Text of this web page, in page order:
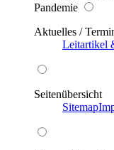
Pandemie
Aktuelles /
Leitartikel
Seitenübersicht
Sitemap